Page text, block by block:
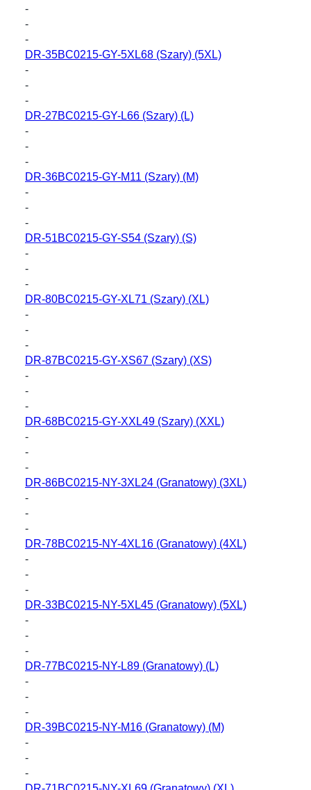
-
-
-
DR-35BC0215-GY-5XL68 (Szary) (5XL)
-
-
-
DR-27BC0215-GY-L66 (Szary) (L)
-
-
-
DR-36BC0215-GY-M11 (Szary) (M)
-
-
-
DR-51BC0215-GY-S54 (Szary) (S)
-
-
-
DR-80BC0215-GY-XL71 (Szary) (XL)
-
-
-
DR-87BC0215-GY-XS67 (Szary) (XS)
-
-
-
DR-68BC0215-GY-XXL49 (Szary) (XXL)
-
-
-
DR-86BC0215-NY-3XL24 (Granatowy) (3XL)
-
-
-
DR-78BC0215-NY-4XL16 (Granatowy) (4XL)
-
-
-
DR-33BC0215-NY-5XL45 (Granatowy) (5XL)
-
-
-
DR-77BC0215-NY-L89 (Granatowy) (L)
-
-
-
DR-39BC0215-NY-M16 (Granatowy) (M)
-
-
-